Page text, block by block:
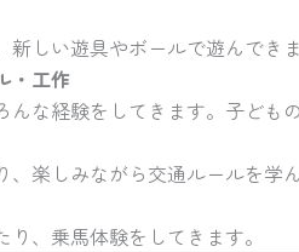
しい遊具やボールで遊んできま
・工作
な経験をしてきます。子ども
楽しみながら交通ルールを学
、乗馬体験をしてきます。